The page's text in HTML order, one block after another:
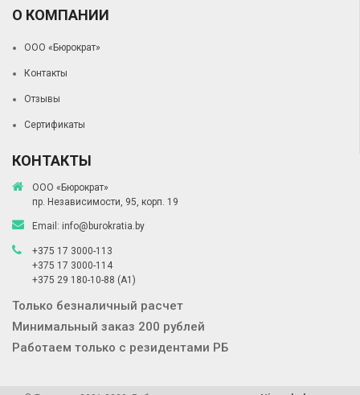
О КОМПАНИИ
ООО «Бюрократ»
Контакты
Отзывы
Сертификаты
КОНТАКТЫ
ООО «Бюрократ»
пр. Независимости, 95, корп. 19
Email: info@burokratia.by
+375 17 3000-113
+375 17 3000-114
+375 29 180-10-88 (A1)
Только безналичный расчет
Минимальный заказ 200 рублей
Работаем только с резидентами РБ